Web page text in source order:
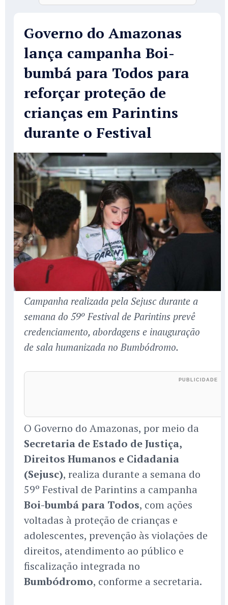
Governo do Amazonas
lança campanha Boi-
bumbá para Todos para
reforçar proteção de
crianças em Parintins
durante o Festival
Campanha realizada pela Sejusc durante a
semana do 59º Festival de Parintins prevê
credenciamento, abordagens e inauguração
de sala humanizada no Bumbódromo.
O Governo do Amazonas, por meio da
Secretaria de Estado de Justiça,
Direitos Humanos e Cidadania
(Sejusc), realiza durante a semana do
59º Festival de Parintins a campanha
Boi-bumbá para Todos, com ações
voltadas à proteção de crianças e
adolescentes, prevenção às violações de
direitos, atendimento ao público e
fiscalização integrada no
Bumbódromo, conforme a secretaria.